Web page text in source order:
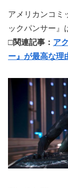
アメリカンコミ
ックパンサー』
□関連記事： ア
ー』が最高な理